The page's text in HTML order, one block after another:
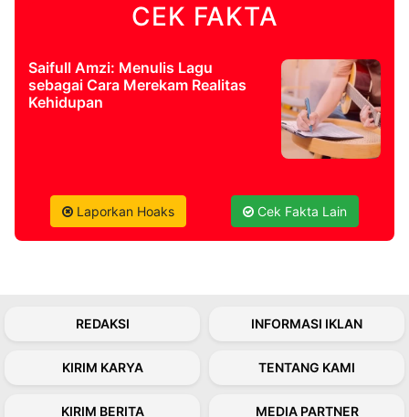
CEK FAKTA
Saifull Amzi: Menulis Lagu
sebagai Cara Merekam Realitas
Kehidupan
Laporkan Hoaks Cek Fakta Lain
REDAKSI INFORMASI IKLAN
KIRIM KARYA TENTANG KAMI
KIRIM BERITA MEDIA PARTNER